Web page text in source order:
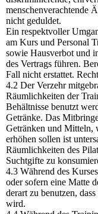
menschenverachtende
nicht geduldet.
Ein respektvoller
am Kurs und Personal
sowie Hausverbot und
des Vertrags führen.
Fall nicht erstattet.
4.2 Der Verzehr
Räumlichkeiten der
Behältnisse benutzt
Getränke. Das
Getränken und Mitteln,
erhöhen sollen ist
Räumlichkeiten des
Suchtgifte zu
4.3 Während des
oder sofern eine Matte
derart zu benutzen,
wird.